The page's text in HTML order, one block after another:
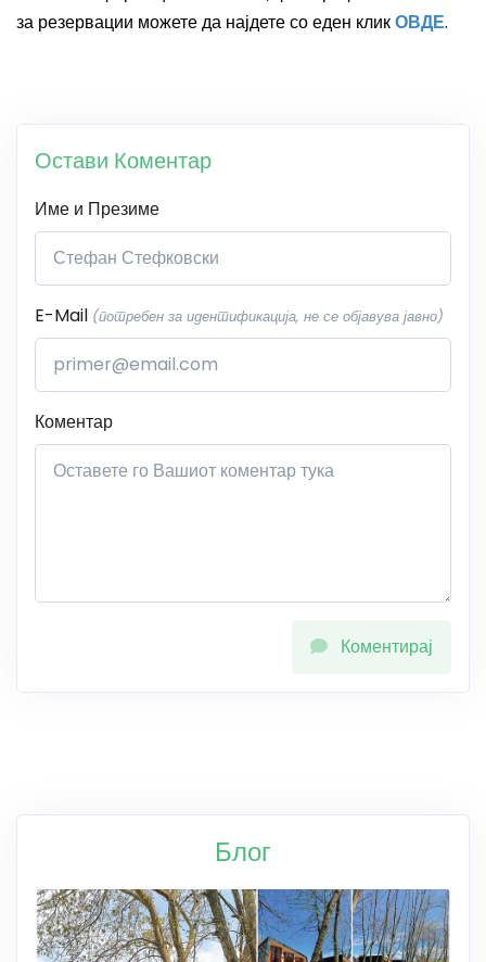
за резервации можете да најдете со еден кликОВДЕ.
Остави Коментар
Име и Презиме
E-Mail (потребен за идентификација, не се објавува јавно)
Коментар
Коментирај
Блог